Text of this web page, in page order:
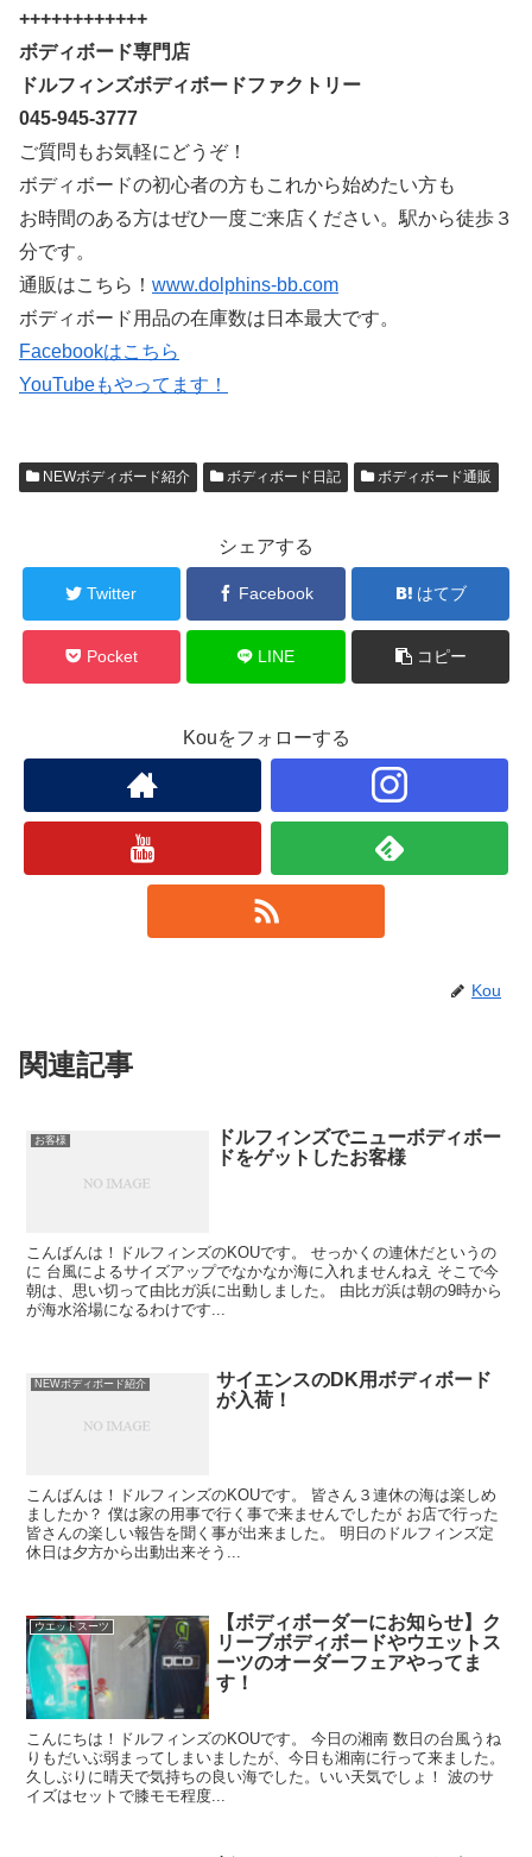
++++++++++++
ボディボード専門店
ドルフィンズボディボードファクトリー
045-945-3777
ご質問もお気軽にどうぞ！
ボディボードの初心者の方もこれから始めたい方も
お時間のある方はぜひ一度ご来店ください。駅から徒歩３
分です。
通販はこちら！ www.dolphins-bb.com
ボディボード用品の在庫数は日本最大です。
Facebookはこちら
YouTubeもやってます！
NEWボディボード紹介 ボディボード日記 ボディボード通販
シェアする
Twitter Facebook はてブ
Pocket LINE コピー
Kouをフォローする
Kou
関連記事
お客様
ドルフィンズでニューボディボー
ドをゲットしたお客様
こんばんは！ドルフィンズのKOUです。 せっかくの連休だというの
に 台風によるサイズアップでなかなか海に入れませんねえ そこで今
朝は、思い切って由比ガ浜に出動しました。 由比ガ浜は朝の9時から
が海水浴場になるわけです...
NEWボディボード紹介
サイエンスのDK用ボディボード
が入荷！
こんばんは！ドルフィンズのKOUです。 皆さん３連休の海は楽しめ
ましたか？ 僕は家の用事で行く事で来ませんでしたが お店で行った
皆さんの楽しい報告を聞く事が出来ました。 明日のドルフィンズ定
休日は夕方から出動出来そう...
ウエットスーツ
【ボディボーダーにお知らせ】ク
リーブボディボードやウエットス
ーツのオーダーフェアやってま
す！
こんにちは！ドルフィンズのKOUです。 今日の湘南 数日の台風うね
りもだいぶ弱まってしまいましたが、今日も湘南に行って来ました。
久しぶりに晴天で気持ちの良い海でした。いい天気でしょ！ 波のサ
イズはセットで膝モモ程度...